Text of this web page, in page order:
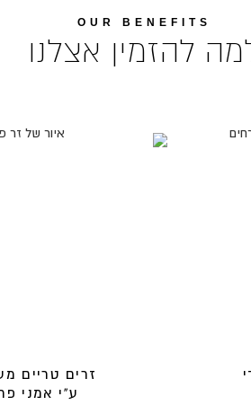
OUR BENEFITS
להזמין אצלנו
זרים טריים
ע"י אמני